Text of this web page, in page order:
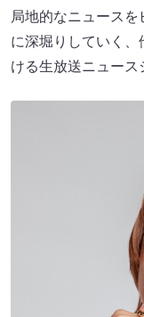
局地的なニュース
に深堀りしていく
ける生放送ニュース